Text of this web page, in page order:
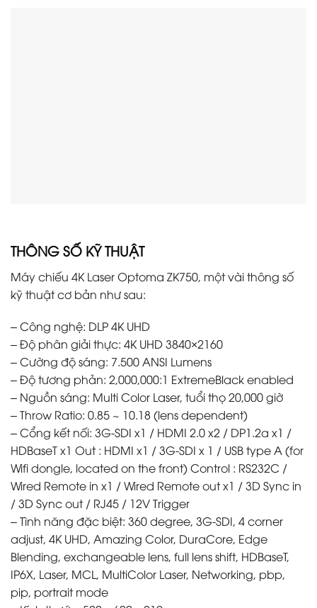
THÔNG SỐ KỸ THUẬT
Máy chiếu 4K Laser Optoma ZK750, một vài thông số
kỹ thuật cơ bản như sau:
– Công nghệ: DLP 4K UHD
– Độ phân giải thực: 4K UHD 3840×2160
– Cường độ sáng: 7.500 ANSI Lumens
– Độ tương phản: 2,000,000:1 ExtremeBlack enabled
– Nguồn sáng: Multi Color Laser, tuổi thọ 20,000 giờ
– Throw Ratio: 0.85 ~ 10.18 (lens dependent)
– Cổng kết nối: 3G-SDI x1 / HDMI 2.0 x2 / DP1.2a x1 /
HDBaseT x1 Out : HDMI x1 / 3G-SDI x 1 / USB type A (for
Wifi dongle, located on the front) Control : RS232C /
Wired Remote in x1 / Wired Remote out x1 / 3D Sync in
/ 3D Sync out / RJ45 / 12V Trigger
– Tình năng đặc biệt: 360 degree, 3G-SDI, 4 corner
adjust, 4K UHD, Amazing Color, DuraCore, Edge
Blending, exchangeable lens, full lens shift, HDBaseT,
IP6X, Laser, MCL, MultiColor Laser, Networking, pbp,
pip, portrait mode